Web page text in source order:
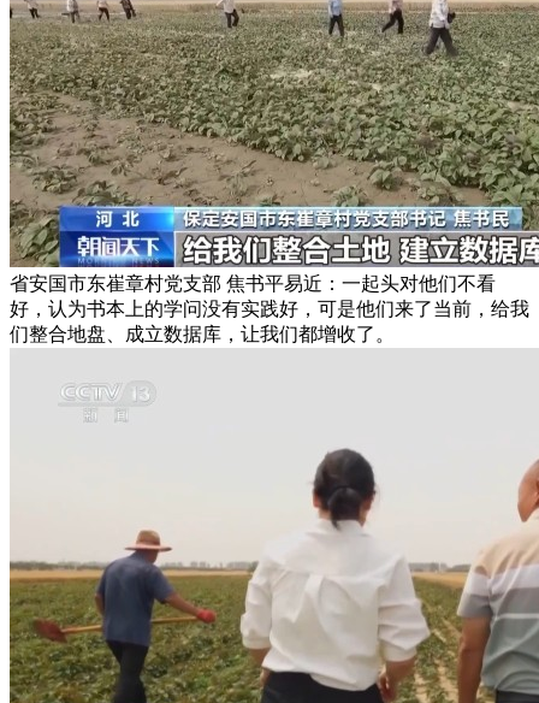
省安国市东崔章村党支部 焦书平易近：一起头对他们不看
好，认为书本上的学问没有实践好，可是他们来了当前，给我
们整合地盘、成立数据库，让我们都增收了。